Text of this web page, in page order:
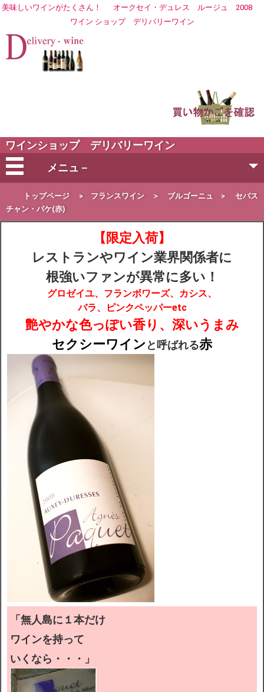
美味しいワインがたくさん！
オークセイ・デュレス ルージュ 2008
ワイン ショップデリバリーワイン
ワインショップ デリバリーワイン
メニュ－
会社概要
ご注文方法
営業日・お届け日
配送・送料
お支払
生まれ年のワイン【プラチナワイン】
【ワインセラーショップ】
お電話 （03-5913-8046）
トップページ > フランスワイン ＞ ブルゴーニュ >
セバス
チャン・パケ(赤)
【限定入荷】
レストランやワイン業界関係者に
根強いファンが異常に多い！
グロゼイユ、フランボワーズ、カシス、
バラ、ピンクペッパーetc
艶やかな色っぽい香り、深いうまみ
セクシーワイン と呼ばれる赤
「無人島に１本だけ
ワインを持って
いくなら・・・」